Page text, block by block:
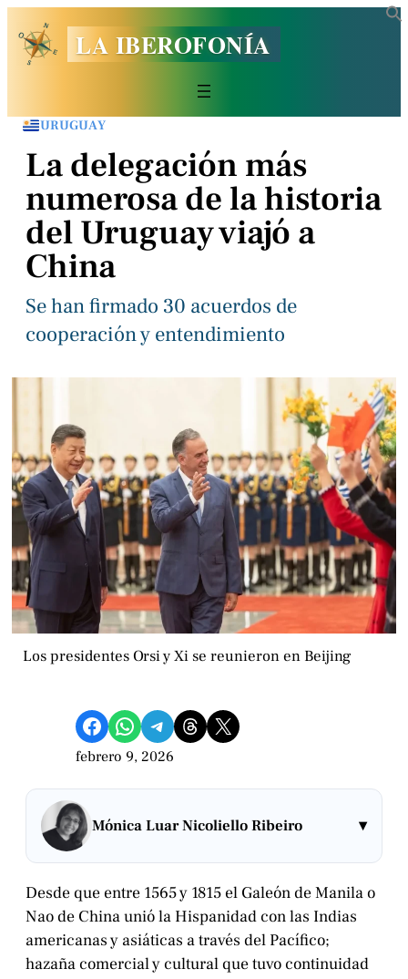
LA IBEROFONÍA
URUGUAY
La delegación más
numerosa de la historia
del Uruguay viajó a
China
Se han firmado 30 acuerdos de
cooperación y entendimiento
Los presidentes Orsi y Xi se reunieron en Beijing
Compartir en Facebook Compartir en WhatsApp Compartir en Telegram Share on Threads Compartir en X
febrero 9, 2026
Mónica Luar Nicoliello Ribeiro ▾
Desde que entre 1565 y 1815 el Galeón de Manila o
Nao de China unió la Hispanidad con las Indias
americanas y asiáticas a través del Pacífico;
hazaña comercial y cultural que tuvo continuidad